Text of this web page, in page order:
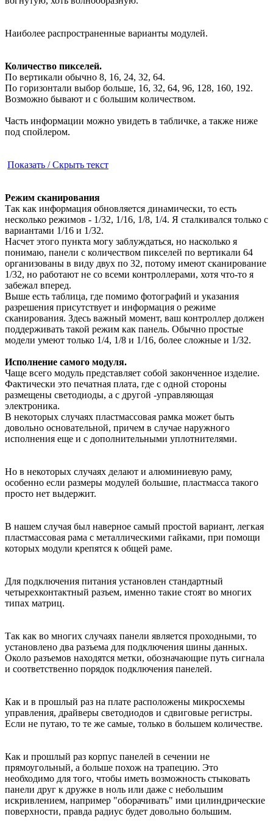
Наиболее распространенные варианты модулей.
Количество пикселей.
По вертикали обычно 8, 16, 24, 32, 64.
По горизонтали выбор больше, 16, 32, 64, 96, 128, 160, 192.
Возможно бывают и с большим количеством.
Часть информации можно увидеть в табличке, а также ниже
под спойлером.
Показать / Скрыть текст
Режим сканирования
Так как информация обновляется динамически, то есть
несколько режимов - 1/32, 1/16, 1/8, 1/4. Я сталкивался только с
вариантами 1/16 и 1/32.
Насчет этого пункта могу заблуждаться, но насколько я
понимаю, панели с количеством пикселей по вертикали 64
организованы в виду двух по 32, потому имеют сканирование
1/32, но работают не со всеми контроллерами, хотя что-то я
забежал вперед.
Выше есть таблица, где помимо фотографий и указания
разрешения присутствует и информация о режиме
сканирования. Здесь важный момент, ваш контроллер должен
поддерживать такой режим как панель. Обычно простые
модели умеют только 1/4, 1/8 и 1/16, более сложные и 1/32.
Исполнение самого модуля.
Чаще всего модуль представляет собой законченное изделие.
Фактически это печатная плата, где с одной стороны
размещены светодиоды, а с другой -управляющая
электроника.
В некоторых случаях пластмассовая рамка может быть
довольно основательной, причем в случае наружного
исполнения еще и с дополнительными уплотнителями.
Но в некоторых случаях делают и алюминиевую раму,
особенно если размеры модулей большие, пластмасса такого
просто нет выдержит.
В нашем случая был наверное самый простой вариант, легкая
пластмассовая рама с металлическими гайками, при помощи
которых модули крепятся к общей раме.
Для подключения питания установлен стандартный
четырехконтактный разъем, именно такие стоят во многих
типах матриц.
Так как во многих случаях панели является проходными, то
установлено два разъема для подключения шины данных.
Около разъемов находятся метки, обозначающие путь сигнала
и соответственно порядок подключения панелей.
Как и в прошлый раз на плате расположены микросхемы
управления, драйверы светодиодов и сдвиговые регистры.
Если не путаю, то те же самые, только в большем количестве.
Как и прошлый раз корпус панелей в сечении не
прямоугольный, а больше похож на трапецию. Это
необходимо для того, чтобы иметь возможность стыковать
панели друг к дружке в ноль или даже с небольшим
искривлением, например "оборачивать" ими цилиндрические
поверхности, правда радиус будет довольно большим.